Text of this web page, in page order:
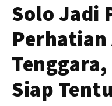
Solo Jadi
Perhatian
Siap